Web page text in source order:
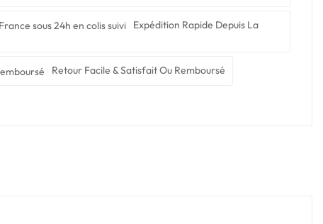
Expédition Rapide Depuis La
Retour Facile & Satisfait Ou Remboursé